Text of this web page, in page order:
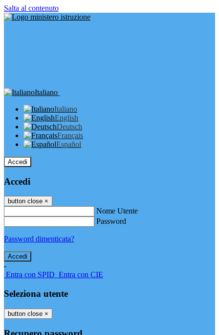
Salta al contenuto
Italiano
Italiano
English
Deutsch
Français
Español
Accedi
Accedi
button close ×
Nome Utente
Password
Password dimenticata?
-
Entra con SPID Entra con CIE
Seleziona utente
button close ×